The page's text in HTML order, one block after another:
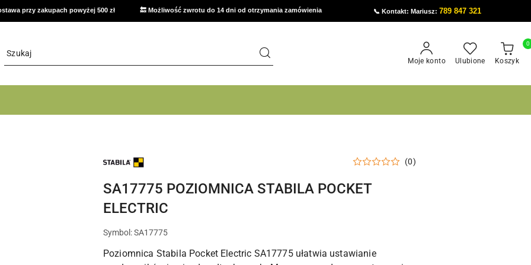
przy zakupach powyżej 500 zł 🔙 Możliwość zwrotu do 14 dni od otrzymania zamówienia 📞 Kontakt: Mariusz:789 847 321
Moje konto Ulubione Koszyk
0
NAZWA
PRODUCENTA:
(0)
SA17775 POZIOMNICA STABILA POCKET
ELECTRIC
Symbol:SA17775
Poziomnica Stabila Pocket Electric SA17775 ułatwia ustawianie